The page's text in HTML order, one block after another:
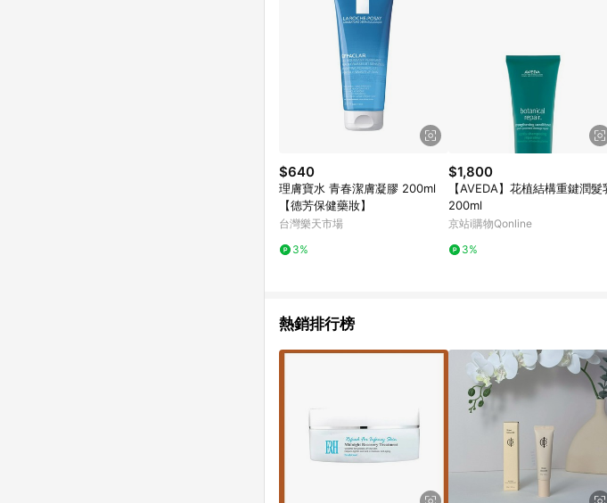
$640
理膚寶水 青春潔膚凝膠 200ml
【德芳保健藥妝】
台灣樂天市場
3%
$1,800
【AVEDA】花植結構重鍵潤髮
200ml
京站i購物Qonline
3%
熱銷排行榜